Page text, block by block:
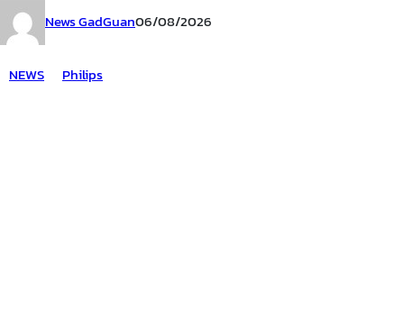
News GadGuan06/08/2026
NEWS Philips